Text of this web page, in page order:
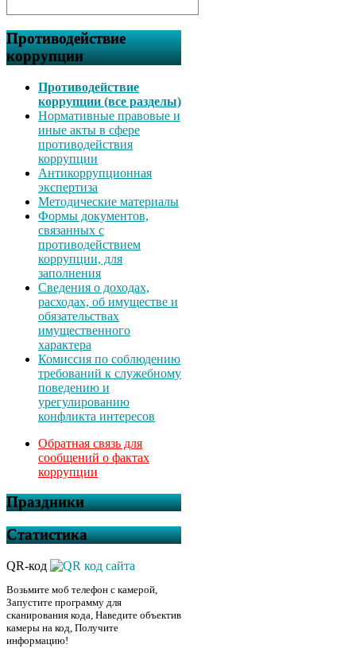
Противодействие
коррупции
Противодействие
коррупции (все разделы)
Нормативные правовые и
иные акты в сфере
противодействия
коррупции
Антикоррупционная
экспертиза
Методические материалы
Формы документов,
связанных с
противодействием
коррупции, для
заполнения
Сведения о доходах,
расходах, об имуществе и
обязательствах
имущественного
характера
Комиссия по соблюдению
требований к служебному
поведению и
урегулированию
конфликта интересов
Обратная связь для
сообщений о фактах
коррупции
Праздники
Статистика
QR-код
Возьмите моб телефон с камерой,
Запустите программу для
сканирования кода, Наведите объектив
камеры на код, Получите
информацию!